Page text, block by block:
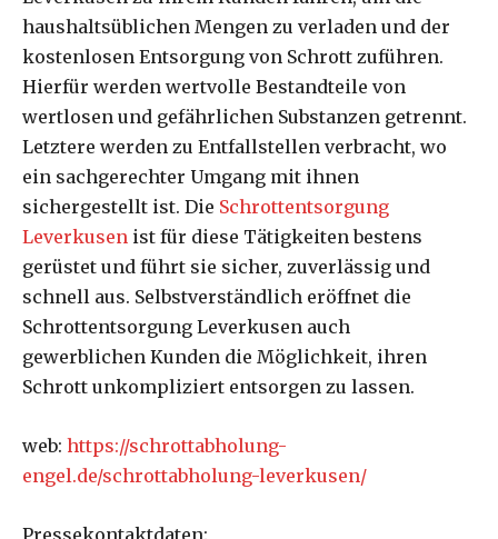
haushaltsüblichen Mengen zu verladen und der
kostenlosen Entsorgung von Schrott zuführen.
Hierfür werden wertvolle Bestandteile von
wertlosen und gefährlichen Substanzen getrennt.
Letztere werden zu Entfallstellen verbracht, wo
ein sachgerechter Umgang mit ihnen
sichergestellt ist. Die Schrottentsorgung
Leverkusen ist für diese Tätigkeiten bestens
gerüstet und führt sie sicher, zuverlässig und
schnell aus. Selbstverständlich eröffnet die
Schrottentsorgung Leverkusen auch
gewerblichen Kunden die Möglichkeit, ihren
Schrott unkompliziert entsorgen zu lassen.
web: https://schrottabholung-
engel.de/schrottabholung-leverkusen/
Pressekontaktdaten: